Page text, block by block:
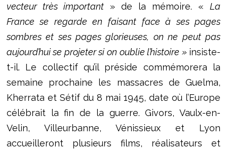
vecteur très important» de la mémoire. «La
France se regarde en faisant face à ses pages
sombres et ses pages glorieuses, on ne peut pas
aujourd’hui se projeter si on oublie l’histoire » insiste-
t-il. Le collectif qu’il préside commémorera la
semaine prochaine les massacres de Guelma,
Kherrata et Sétif du 8 mai 1945, date où l’Europe
célébrait la fin de la guerre. Givors, Vaulx-en-
Velin, Villeurbanne, Vénissieux et Lyon
accueilleront plusieurs films, réalisateurs et